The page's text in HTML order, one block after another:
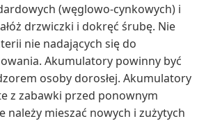
(węglowo-cynkowych) i
drzwiczki i dokręć śrubę. Nie
nie nadających się do
Akumulatory powinny być
osoby dorosłej. Akumulatory
z zabawki przed ponownym
należy mieszać nowych i zużytych